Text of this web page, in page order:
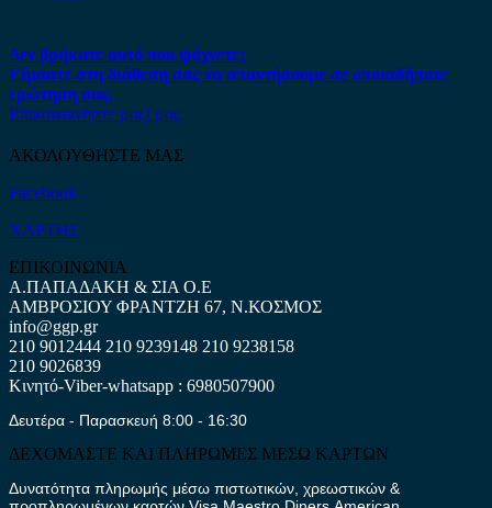
Δεν βρήκατε αυτό που ψάχνετε;
Είμαστε στη διάθεση σας να απαντήσουμε σε οποιαδήποτε
ερώτηση σας.
Επικοινωνήστε μαζί μας
ΑΚΟΛΟΥΘΗΣΤΕ ΜΑΣ
Facebook
ΧΑΡΤΗΣ
ΕΠΙΚΟΙΝΩΝΙΑ
Α.ΠΑΠΑΔΑΚΗ & ΣΙΑ Ο.Ε
ΑΜΒΡΟΣΙΟΥ ΦΡΑΝΤΖΗ 67, Ν.ΚΟΣΜΟΣ
info@ggp.gr
210 9012444 210 9239148 210 9238158
210 9026839
Κινητό-Viber-whatsapp : 6980507900
Δευτέρα - Παρασκευή 8:00 - 16:30
ΔΕΧΟΜΑΣΤΕ ΚΑΙ ΠΛΗΡΩΜΕΣ ΜΕΣΩ ΚΑΡΤΩΝ
Δυνατότητα πληρωμής μέσω πιστωτικών, χρεωστικών &